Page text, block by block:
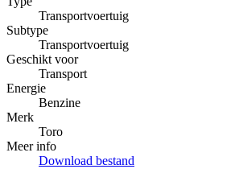
Transportvoertuig
Subtype
Transportvoertuig
Geschikt voor
Transport
Energie
Benzine
Merk
Toro
Meer info
Download bestand